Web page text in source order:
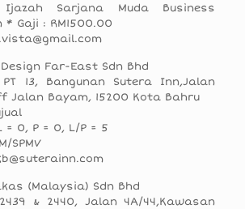
Sarjana Muda Business
Gaji : RM1500.00
Far-East Sdn Bhd
13, Bangunan Sutera Inn,Jalan
Jalan Bayam, 15200 Kota Bahru
= 0, P = 0, L/P = 5
SPMV
(Malaysia) Sdn Bhd
& 2440, Jalan 4A/44,Kawasan